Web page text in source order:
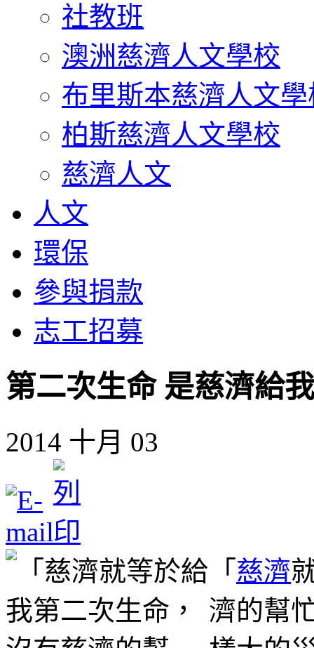
社教班
澳洲慈濟人文學校
布里斯本慈濟人文學
柏斯慈濟人文學校
慈濟人文
人文
環保
參與捐款
志工招募
第二次生命 是慈濟給
2014 十月 03
「 慈濟
濟的幫